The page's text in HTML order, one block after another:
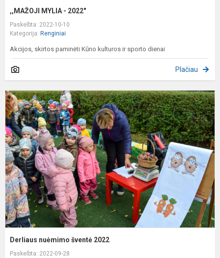
,,MAŽOJI MYLIA - 2022"
Paskelbta: 2022-10-10
Kategorija: Renginiai
Akcijos, skirtos paminėti Kūno kulturos ir sporto dienai
Plačiau
Derliaus nuėmimo šventė 2022
Paskelbta: 2022-09-28